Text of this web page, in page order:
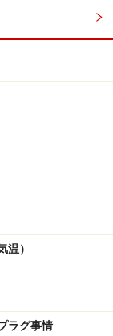
トから徒歩5分
ご確認くださ
注意を払ってく
温）
ラグ事情